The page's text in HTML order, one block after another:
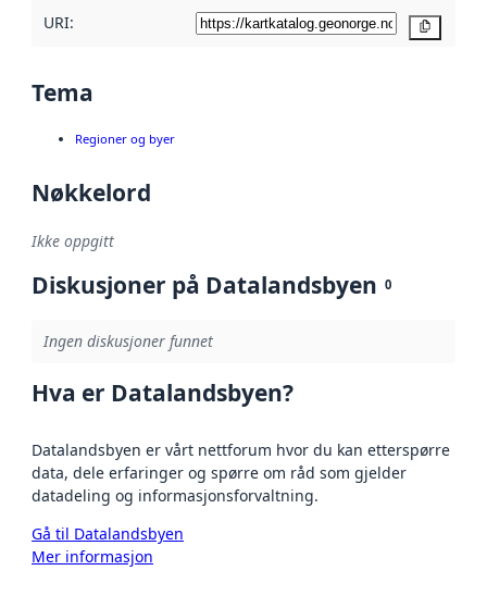
URI:
Tema
Regioner og byer
Nøkkelord
Ikke oppgitt
Diskusjoner på Datalandsbyen 0
Ingen diskusjoner funnet
Hva er Datalandsbyen?
Datalandsbyen er vårt nettforum hvor du kan etterspørre
data, dele erfaringer og spørre om råd som gjelder
datadeling og informasjonsforvaltning.
Gå til Datalandsbyen
Mer informasjon